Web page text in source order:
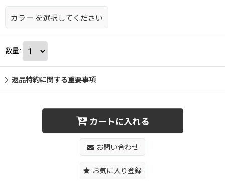
カラー を選択してください
数量:
返品特約に関する重要事項
カートに入れる
お問い合わせ
お気に入り登録